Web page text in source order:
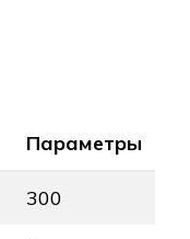
Параметры
300